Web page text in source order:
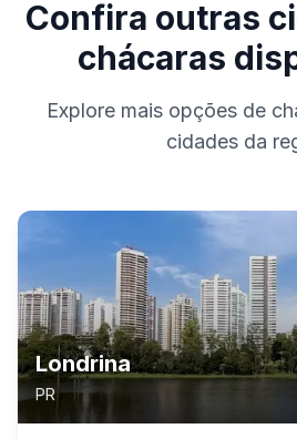
Confira outras
chácaras
Explore mais opções de
cidades da
Londrina
PR